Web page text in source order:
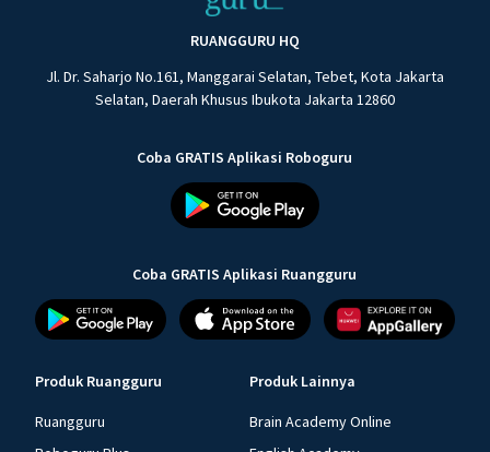
RUANGGURU HQ
Jl. Dr. Saharjo No.161, Manggarai Selatan, Tebet, Kota Jakarta
Selatan, Daerah Khusus Ibukota Jakarta 12860
Coba GRATIS Aplikasi Roboguru
Coba GRATIS Aplikasi Ruangguru
Produk Ruangguru
Ruangguru
Produk Lainnya
Brain Academy Online